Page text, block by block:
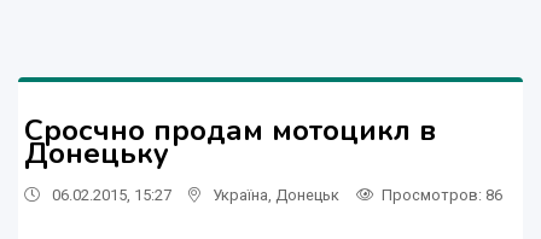
Сросчно продам мотоцикл в
Донецьку
06.02.2015, 15:27 Україна Донецьк Просмотров: 86